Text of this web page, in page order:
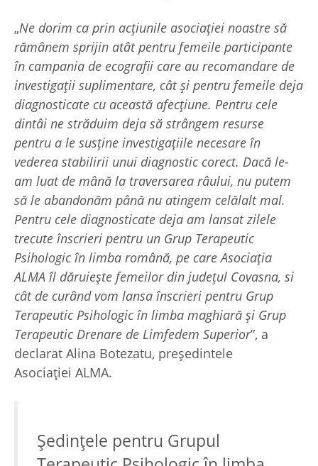
„Ne dorim ca prin acțiunile asociației noastre să
rămânem sprijin atât pentru femeile participante
în campania de ecografii care au recomandare de
investigații suplimentare, cât și pentru femeile deja
diagnosticate cu această afecțiune. Pentru cele
dintâi ne străduim deja să strângem resurse
pentru a le susține investigațiile necesare în
vederea stabilirii unui diagnostic corect. Dacă le-
am luat de mână la traversarea râului, nu putem
să le abandonăm până nu atingem celălalt mal.
Pentru cele diagnosticate deja am lansat zilele
trecute înscrieri pentru un Grup Terapeutic
Psihologic în limba română, pe care Asociația
ALMA îl dăruiește femeilor din județul Covasna, si
cât de curând vom lansa înscrieri pentru Grup
Terapeutic Psihologic în limba maghiară și Grup
Terapeutic Drenare de Limfedem Superior”, a
declarat Alina Botezatu, președintele
Asociației ALMA.
Ședințele pentru Grupul